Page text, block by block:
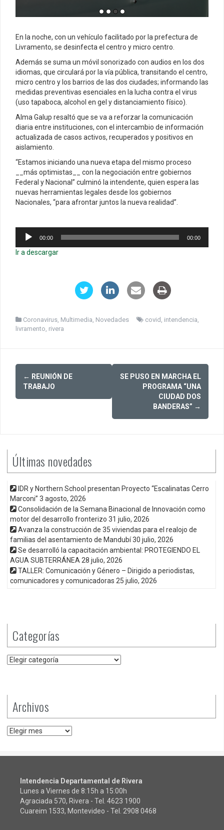
En la noche, con un vehículo facilitado por la prefectura de
Livramento, se desinfecta el centro y micro centro.
Además se suma un móvil sonorizado con audios en los dos
idiomas, que circulará por la vía pública, transitando el centro,
micro centro y los barrios de las dos ciudades; informando las
medidas preventivas esenciales en la lucha contra el virus
(uso tapaboca, alcohol en gel y distanciamiento físico).
Alma Galup resaltó que se va a reforzar la comunicación
diaria entre instituciones, con el intercambio de información
actualizada de casos activos, recuperados y positivos en
aislamiento.
“Estamos iniciando una nueva etapa del mismo proceso
__más optimistas__ con la negociación entre gobiernos
Federal y Nacional” culminó la intendente, quien espera las
nuevas herramientas legales desde los gobiernos
Nacionales, “para afrontar juntos la nueva realidad”.
Reproductor
audio
00:00 00:00
Ir a descargar
Coronavirus, Multimedia, Novedades covid , intendencia,
livramento, rivera
Post
navigation
← REUNIÓN DE
TRABAJO
SE PUSO EN MARCHA EL
PROGRAMA “UNA
CIUDAD DOS
BANDERAS” →
Últimas novedades
IDR y Northern School presentan Proyecto “Escalinatas Cerro
Marconi” 3 agosto, 2026
Consolidación de la Semana Binacional de Innovación como
motor del desarrollo fronterizo 31 julio, 2026
Avanza la construcción de 35 viviendas para el realojo de
familias del asentamiento de Mandubí30 julio, 2026
Se desarrolló la capacitación ambiental: PROTEGIENDO EL
AGUA SUBTERRÁNEA28 julio, 2026
TALLER: Comunicación y Género – Dirigido a periodistas,
comunicadores y comunicadoras 25 julio, 2026
Categorías
Categorías
Archivos
Archivos
Intendencia Departamental de Rivera
Lunes a Viernes de 8:15h a 15:00h
Agraciada 570, Rivera - Tel. 4623 1900
Cuareim 1533, Montevideo - Tel. 2908 0468